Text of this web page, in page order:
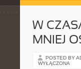
W
MNIEJ
POSTED BY
WYŁĄCZONA